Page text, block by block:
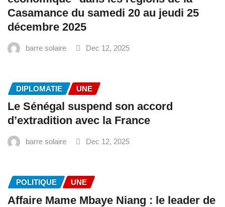
Casamance du samedi 20 au jeudi 25
décembre 2025
barre solaire Dec 12, 2025
DIPLOMATIE UNE
Le Sénégal suspend son accord
d’extradition avec la France
barre solaire Dec 12, 2025
POLITIQUE UNE
Affaire Mame Mbaye Niang : le leader de